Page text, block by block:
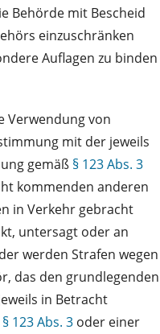
Behörde mit Bescheid
einzuschränken
Auflagen zu binden
Verwendung von
mit der jeweils
gemäß § 123 Abs. 3
kommenden anderen
in Verkehr gebracht
untersagt oder an
werden Strafen wegen
das den grundlegenden
in Betracht
§ 123 Abs. 3 oder einer